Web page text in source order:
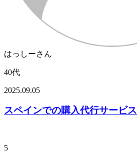
はっしーさん
40代
2025.09.05
スペインでの購入代行サービス
5